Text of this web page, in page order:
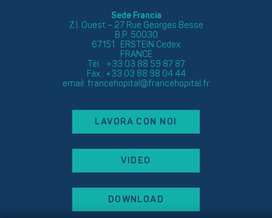
Sede Francia
Z.I. Ouest – 27 Rue Georges Besse
B.P. 50030
67151 ERSTEIN Cedex
FRANCE
Tél. : +33 03 88 59 87 87
Fax : +33 03 88 98 04 44
email: francehopital@francehopital.fr
LAVORA CON NOI
VIDEO
DOWNLOAD